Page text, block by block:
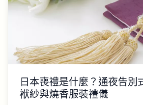
日本喪禮是什麼？通夜告別
袱紗與燒香服裝禮儀